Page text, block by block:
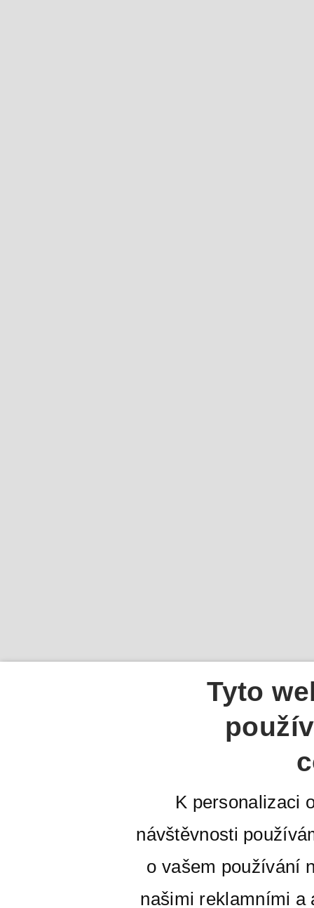
Tyto
K personalizaci
návštěvnosti
o vašem používání
našimi reklamními a